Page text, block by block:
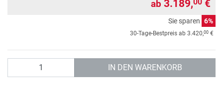
ab 3.189, €
Sie sparen 6%
30-Tage-Bestpreis ab 3.420,00 €
IN DEN WARENKORB